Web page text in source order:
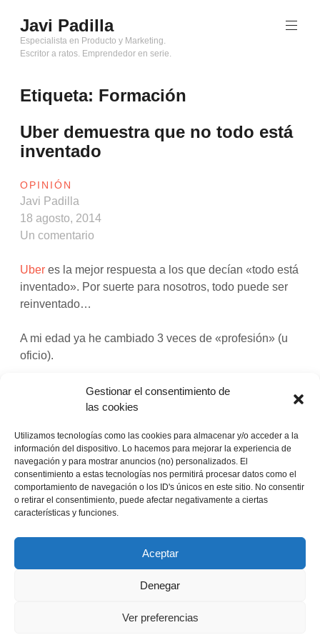
Gestionar el consentimiento de
las cookies
Utilizamos tecnologías como las cookies para almacenar y/o acceder a la
información del dispositivo. Lo hacemos para mejorar la experiencia de
navegación y para mostrar anuncios (no) personalizados. El
consentimiento a estas tecnologías nos permitirá procesar datos como el
comportamiento de navegación o los ID's únicos en este sitio. No consentir
o retirar el consentimiento, puede afectar negativamente a ciertas
características y funciones.
Aceptar
Denegar
Ver preferencias
al
contenido
Javi Padilla
Especialista en Producto y Marketing.
Escritor a ratos. Emprendedor en serie.
Etiqueta: Formación
Uber demuestra que no todo está
inventado
OPINIÓN
Javi Padilla
18 agosto, 2014
Un comentario
Uber es la mejor respuesta a los que decían «todo está
inventado». Por suerte para nosotros, todo puede ser
reinventado…
A mi edad ya he cambiado 3 veces de «profesión» (u
oficio).
Empecé en una redacción (enABC de Sevilla
hubo que especializarse en
y
lainformación agraria, lo que me sirvió para dirigir
algunas publicaciones fuera de España (¡por suerte
sabía inglés! Y cuando no sabía algo, ahí estaba
Google).Seguir leyendo«Uber
todo
inventado»
Facebook
Correo electrónico